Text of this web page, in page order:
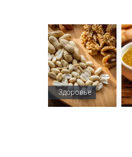
Здоровье